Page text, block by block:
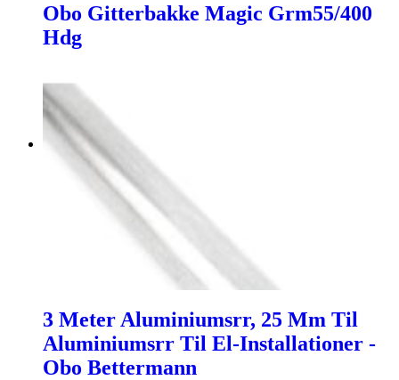
Obo Gitterbakke Magic Grm55/400
Hdg
3 Meter Aluminiumsrr, 25 Mm Til
Aluminiumsrr Til El-Installationer -
Obo Bettermann